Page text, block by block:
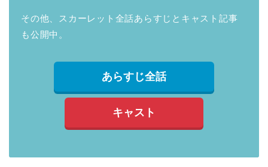
その他、スカーレット全話あらすじとキャスト記事
も公開中。
あらすじ全話
キャスト